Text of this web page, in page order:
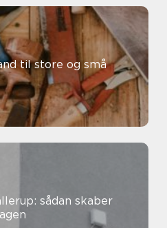
til store og små
sådan skaber